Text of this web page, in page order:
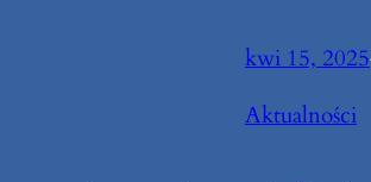
kwi 15, 2025
Aktualności